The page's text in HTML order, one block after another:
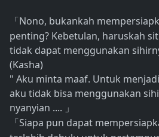
「 Nono, bukankah
penting? Kebetulan, haruskah
tidak dapat menggunakan
(Kasha)
" Aku minta maaf. Untuk
aku tidak bisa menggunakan
nyanyian ....
」
「 Siapa pun dapat